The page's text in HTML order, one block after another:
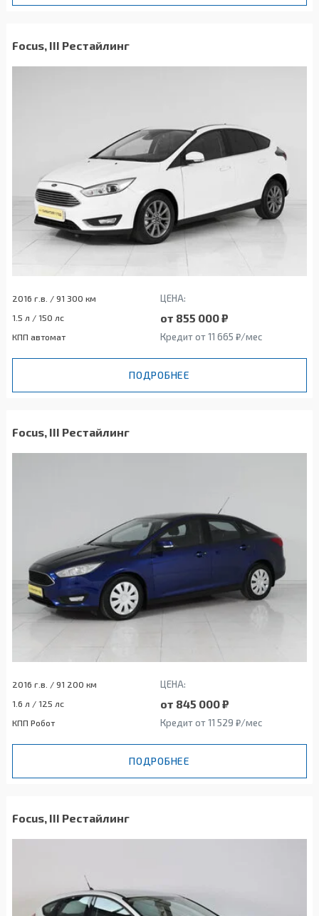
Focus, III Рестайлинг
2016 г.в. / 91 300 км ЦЕНА:
1.5 л / 150 лс от 855 000 ₽
КПП автомат Кредит от 11 665 ₽/мес
ПОДРОБНЕЕ
Focus, III Рестайлинг
2016 г.в. / 91 200 км ЦЕНА:
1.6 л / 125 лс от 845 000 ₽
КПП Робот Кредит от 11 529 ₽/мес
ПОДРОБНЕЕ
Focus, III Рестайлинг